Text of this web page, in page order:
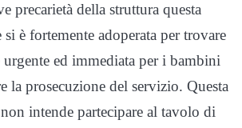
precarietà della struttura questa
è fortemente adoperata per trovare
urgente ed immediata per i bambini
la prosecuzione del servizio. Questa
intende partecipare al tavolo di